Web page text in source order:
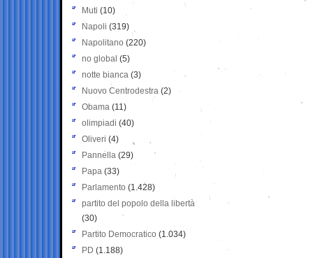
Muti (10)
Napoli (319)
Napolitano (220)
no global (5)
notte bianca (3)
Nuovo Centrodestra (2)
Obama (11)
olimpiadi (40)
Oliveri (4)
Pannella (29)
Papa (33)
Parlamento (1.428)
partito del popolo della libertà
(30)
Partito Democratico (1.034)
PD (1.188)